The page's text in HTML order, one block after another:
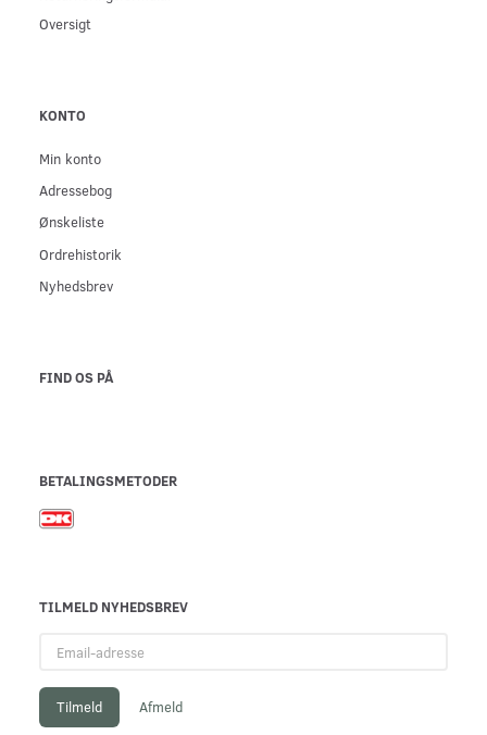
Oversigt
KONTO
Min konto
Adressebog
Ønskeliste
Ordrehistorik
Nyhedsbrev
FIND OS PÅ
BETALINGSMETODER
TILMELD NYHEDSBREV
adresse
Tilmeld Afmeld